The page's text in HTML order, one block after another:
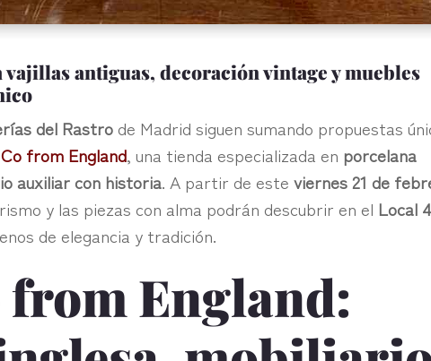
vajillas antiguas, decoración vintage y muebles
del Rastro de Madrid siguen sumando propuestas
from England, una tienda especializada en porcelana
auxiliar con historia. A partir de esteviernes 21 de
y las piezas con alma podrán descubrir en el Local
de elegancia y tradición.
England: